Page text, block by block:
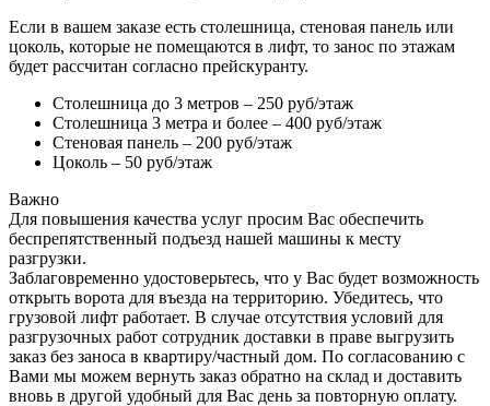
Если в вашем заказе есть столешница, стеновая панель или
цоколь, которые не помещаются в лифт, то занос по этажам
будет рассчитан согласно прейскуранту.
Столешница до 3 метров – 250 руб/этаж
Столешница 3 метра и более – 400 руб/этаж
Стеновая панель – 200 руб/этаж
Цоколь – 50 руб/этаж
Важно
Для повышения качества услуг просим Вас обеспечить
беспрепятственный подъезд нашей машины к месту
разгрузки.
Заблаговременно удостоверьтесь, что у Вас будет возможность
открыть ворота для въезда на территорию. Убедитесь, что
грузовой лифт работает. В случае отсутствия условий для
разгрузочных работ сотрудник доставки в праве выгрузить
заказ без заноса в квартиру/частный дом. По согласованию с
Вами мы можем вернуть заказ обратно на склад и доставить
вновь в другой удобный для Вас день за повторную оплату.